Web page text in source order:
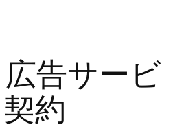
告サービ
約